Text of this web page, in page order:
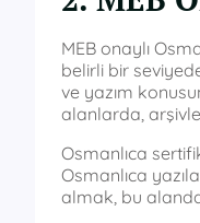
MEB onaylı
belirli bir
ve yazım
alanlarda,
Osmanlıca
Osmanlıca
almak, bu